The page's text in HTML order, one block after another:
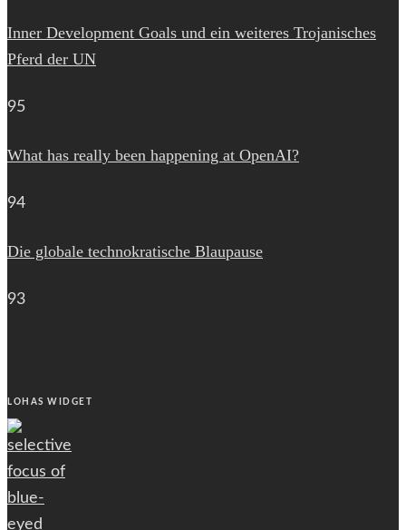
Inner Development Goals und ein weiteres Trojanisches
Pferd der UN
95
What has really been happening at OpenAI?
94
Die globale technokratische Blaupause
93
LOHAS WIDGET